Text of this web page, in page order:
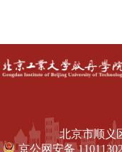
北京市顺义
京公网安备